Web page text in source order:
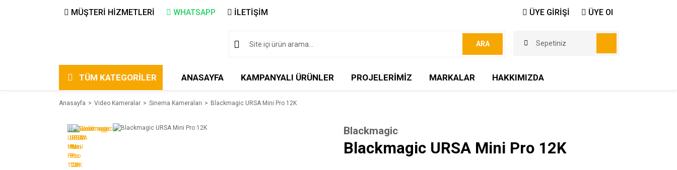
MÜŞTERİ HİZMETLERİ WHATSAPP İLETİŞİM ÜYE GİRİŞİ ÜYE Ol
ARA Sepetiniz
TÜM KATEGORİLER ANASAYFA KAMPANYALI ÜRÜNLER PROJELERİMİZ MARKALAR HAKKIMIZDA
Anasayfa Video Kameralar Sinema Kameraları Blackmagic URSA Mini Pro 12K
Blackmagic
Blackmagic URSA Mini Pro 12K